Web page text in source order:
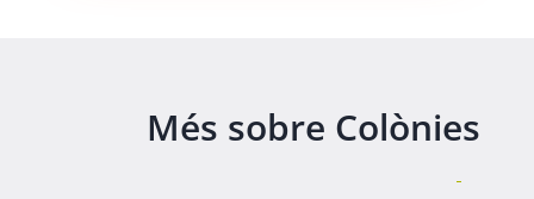
Més sobre Colònies